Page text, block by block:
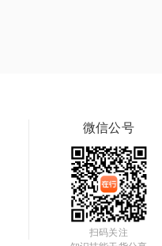
微信公号
扫码关注